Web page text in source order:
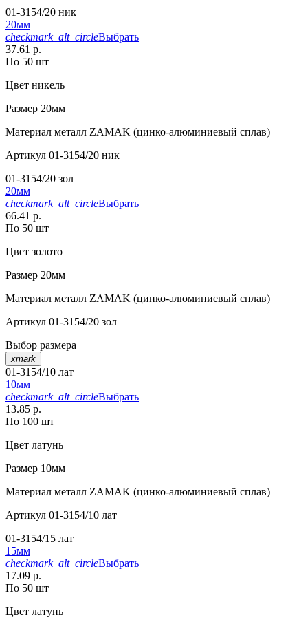
01-3154/20 ник
20мм
checkmark_alt_circleВыбрать
37.61 р.
По 50 шт
Цвет никель
Размер 20мм
Материал металл ZAMAK (цинко-алюминиевый сплав)
Артикул 01-3154/20 ник
01-3154/20 зол
20мм
checkmark_alt_circleВыбрать
66.41 р.
По 50 шт
Цвет золото
Размер 20мм
Материал металл ZAMAK (цинко-алюминиевый сплав)
Артикул 01-3154/20 зол
Выбор размера
xmark
01-3154/10 лат
10мм
checkmark_alt_circleВыбрать
13.85 р.
По 100 шт
Цвет латунь
Размер 10мм
Материал металл ZAMAK (цинко-алюминиевый сплав)
Артикул 01-3154/10 лат
01-3154/15 лат
15мм
checkmark_alt_circleВыбрать
17.09 р.
По 50 шт
Цвет латунь